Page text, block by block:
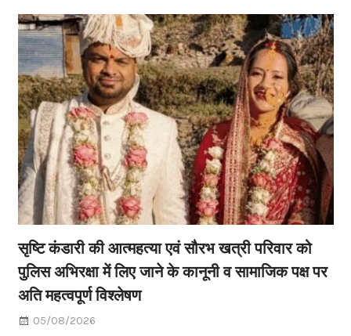
सृष्टि कंडारी की आत्महत्या एवं सौरभ खत्री परिवार को
पुलिस अभिरक्षा में लिए जाने के कानूनी व सामाजिक पक्ष पर
अति महत्वपूर्ण विश्लेषण
05/08/2026